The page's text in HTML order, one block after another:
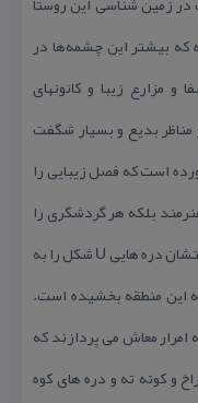
كه بیشتر این چشمه‌ها در
و مزارع زیبا و كانونهای
بدیع و بسیار شگفت
است كه فصل زیبایی را
بلكه هر گردشگری را
به خود جلب می كند. : یخچال‌ها در زمان فعالیتشان دره هایی U شكل را به
این منطقه بخشیده است.
معاش می پردازند كه
و كوته ته و دره های كوه